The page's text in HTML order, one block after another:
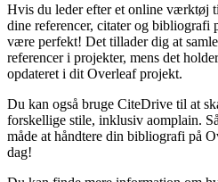
Hvis du leder efter et online værktøj
dine referencer, citater og bibliografi
være perfekt! Det tillader dig at
referencer i projekter, mens det
opdateret i dit Overleaf projekt.
Du kan også bruge CiteDrive til at
forskellige stile, inklusiv aomplain.
måde at håndtere din bibliografi på
dag!